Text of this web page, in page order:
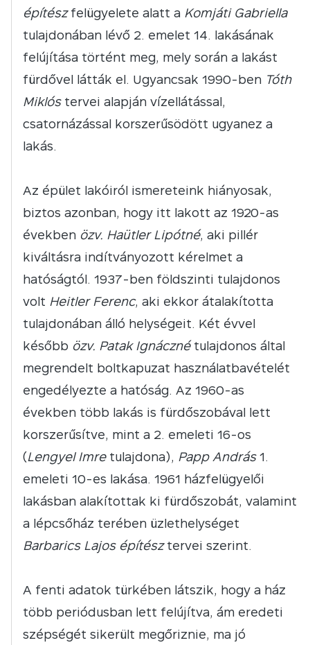
építészfelügyelete alatt a Komjáti Gabriella
tulajdonában lévő 2. emelet 14. lakásának
felújítása történt meg, mely során a lakást
fürdővel látták el. Ugyancsak 1990-ben Tóth
Miklóstervei alapján vízellátással,
csatornázással korszerűsödött ugyanez a
lakás.
Az épület lakóiról ismereteink hiányosak,
biztos azonban, hogy itt lakott az 1920-as
években özv. Haütler Lipótné, aki pillér
kiváltásra indítványozott kérelmet a
hatóságtól. 1937-ben földszinti tulajdonos
volt Heitler Ferenc, aki ekkor átalakította
tulajdonában álló helységeit. Két évvel
később özv. Patak Ignácznétulajdonos által
megrendelt boltkapuzat használatbavételét
engedélyezte a hatóság. Az 1960-as
években több lakás is fürdőszobával lett
korszerűsítve, mint a 2. emeleti 16-os
(Lengyel Imretulajdona), Papp András1.
emeleti 10-es lakása. 1961 házfelügyelői
lakásban alakítottak ki fürdőszobát, valamint
a lépcsőház terében üzlethelységet
Barbarics Lajos építésztervei szerint.
A fenti adatok türkében látszik, hogy a ház
több periódusban lett felújítva, ám eredeti
szépségét sikerült megőriznie, ma jó